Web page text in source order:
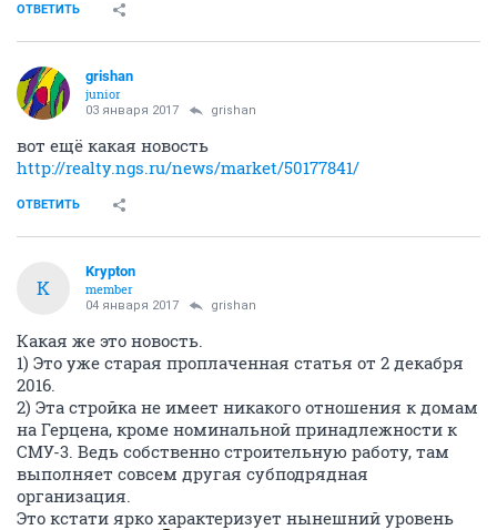
ОТВЕТИТЬ
grishan
junior
03 января 2017 grishan
вот ещё какая новость
http://realty.ngs.ru/news/market/50177841/
ОТВЕТИТЬ
K
Krypton
member
04 января 2017 grishan
Какая же это новость.
1) Это уже старая проплаченная статья от 2 декабря
2016.
2) Эта стройка не имеет никакого отношения к домам
на Герцена, кроме номинальной принадлежности к
СМУ-3. Ведь собственно строительную работу, там
выполняет совсем другая субподрядная
организация.
Это кстати ярко характеризует нынешний уровень